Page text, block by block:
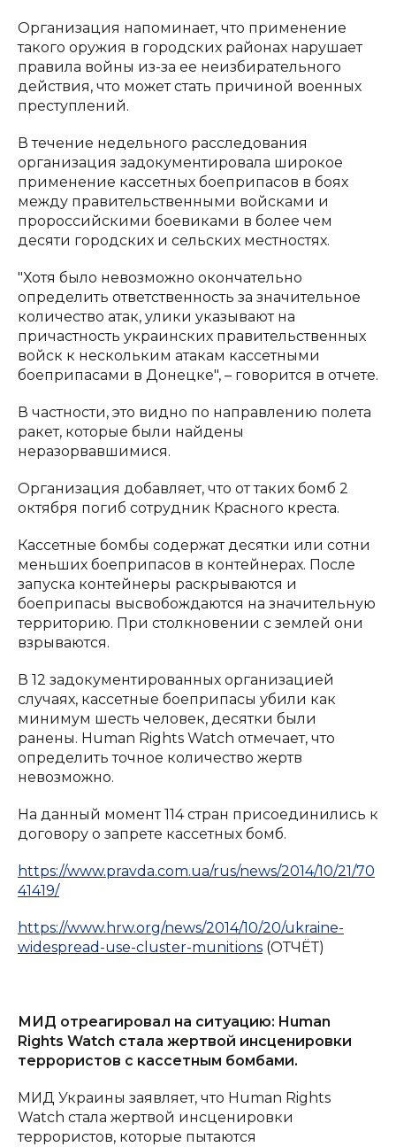
Организация напоминает, что применение
такого оружия в городских районах нарушает
правила войны из-за ее неизбирательного
действия, что может стать причиной военных
преступлений.
В течение недельного расследования
организация задокументировала широкое
применение кассетных боеприпасов в боях
между правительственными войсками и
пророссийскими боевиками в более чем
десяти городских и сельских местностях.
"Хотя было невозможно окончательно
определить ответственность за значительное
количество атак, улики указывают на
причастность украинских правительственных
войск к нескольким атакам кассетными
боеприпасами в Донецке", – говорится в отчете.
В частности, это видно по направлению полета
ракет, которые были найдены
неразорвавшимися.
Организация добавляет, что от таких бомб 2
октября погиб сотрудник Красного креста.
Кассетные бомбы содержат десятки или сотни
меньших боеприпасов в контейнерах. После
запуска контейнеры раскрываются и
боеприпасы высвобождаются на значительную
территорию. При столкновении с землей они
взрываются.
В 12 задокументированных организацией
случаях, кассетные боеприпасы убили как
минимум шесть человек, десятки были
ранены. Human Rights Watch отмечает, что
определить точное количество жертв
невозможно.
На данный момент 114 стран присоединились к
договору о запрете кассетных бомб.
https://www.pravda.com.ua/rus/news/2014/10/21/70
41419/
https://www.hrw.org/news/2014/10/20/ukraine-
widespread-use-cluster-munitions (ОТЧЁТ)
МИД отреагировал на ситуацию: Human
Rights Watch стала жертвой инсценировки
террористов с кассетным бомбами.
МИД Украины заявляет, что Human Rights
Watch стала жертвой инсценировки
террористов, которые пытаются